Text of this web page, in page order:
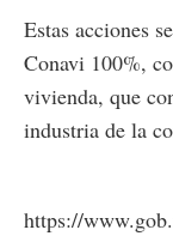
Estas acciones
Conavi 100%,
vivienda, que
industria de la
https://